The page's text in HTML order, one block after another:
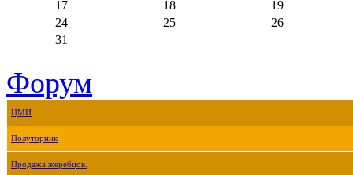
17
18
19
24
25
26
31
Форум
ЦМИ
Полуторник
Продажа жеребцов.